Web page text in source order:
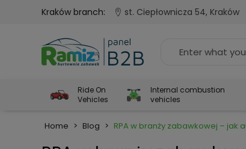
Kraków branch: st. Ciepłownicza 54, Kraków
Ride On
Vehicles
Internal combustion
vehicles
Home > Blog > RPA w branży zabawkowej – jak